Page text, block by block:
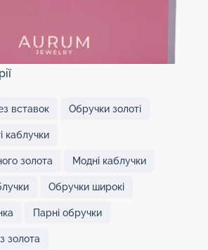
вставок Обручки золоті
каблучки
золота Модні каблучки
Обручки широкі
Парні обручки
золота